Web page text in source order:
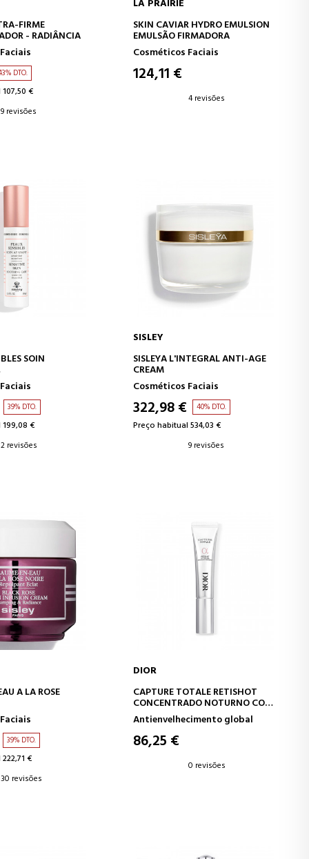
AO CARRINHO
FIRME
- RADIÂNCIA
DTO.
€
9 revisões
ADICIONAR AO CARRINHO
LA PRAIRIE
SKIN CAVIAR HYDRO EMULSION
EMULSÃO FIRMADORA
Cosméticos Faciais
124,11 €
4 revisões
AO CARRINHO
SOIN
PARA PELE
39% DTO.
€
2 revisões
ADICIONAR AO CARRINHO
SISLEY
SISLEYA L'INTEGRAL ANTI-AGE
CREAM
Cosméticos Faciais
322,98 € 40% DTO.
Preço habitual 534,03 €
9 revisões
AO CARRINHO
A LA ROSE
39% DTO.
€
30 revisões
ADICIONAR AO CARRINHO
DIOR
CAPTURE TOTALE RETISHOT
CONCENTRADO NOTURNO COM
RETINOL - RENOVADOR DA
QUALIDADE DA PELE
Antienvelhecimento global
86,25 €
0 revisões